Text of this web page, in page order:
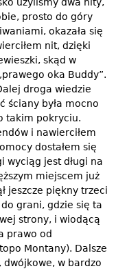
użyliśmy dwa nity,
prosto do góry
okazała się
nit, dzięki
skąd w
oka Buddy”.
droga wiedzie
ściany była mocno
takim pokryciu.
i nawierciłem
dostałem się
wyciąg jest długi na
miejscem już
jeszcze piękny trzeci
grani, gdzie się ta
strony, i wiodącą
prawo od
Montany). Dalsze
w bardzo